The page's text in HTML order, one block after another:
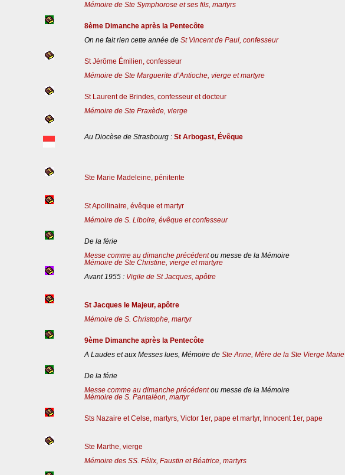
Mémoire de Ste Symphorose et ses fils, martyrs
8ème Dimanche après la Pentecôte
On ne fait rien cette année de St Vincent de Paul, confesseur
St Jérôme Émilien, confesseur
Mémoire de Ste Marguerite d’Antioche, vierge et martyre
St Laurent de Brindes, confesseur et docteur
Mémoire de Ste Praxède, vierge
Au Diocèse de Strasbourg : St Arbogast, Évêque
Ste Marie Madeleine, pénitente
St Apollinaire, évêque et martyr
Mémoire de S. Liboire, évêque et confesseur
De la férie
Messe comme au dimanche précédentou messe de la Mémoire
Mémoire de Ste Christine, vierge et martyre
Avant 1955 : Vigile de St Jacques, apôtre
St Jacques le Majeur, apôtre
Mémoire de S. Christophe, martyr
9ème Dimanche après la Pentecôte
A Laudes et aux Messes lues, Mémoire de Ste Anne, Mère de la Ste Vierge Marie
De la férie
Messe comme au dimanche précédentou messe de la Mémoire
Mémoire de S. Pantaléon, martyr
Sts Nazaire et Celse, martyrs, Victor 1er, pape et martyr, Innocent 1er, pape
Ste Marthe, vierge
Mémoire des SS. Félix, Faustin et Béatrice, martyrs